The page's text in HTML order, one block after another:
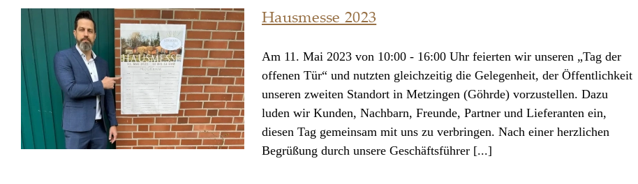
Hausmesse 2023
Am 11. Mai 2023 von 10:00 - 16:00 Uhr feierten wir unseren „Tag der
offenen Tür“ und nutzten gleichzeitig die Gelegenheit, der Öffentlichkeit
unseren zweiten Standort in Metzingen (Göhrde) vorzustellen. Dazu
luden wir Kunden, Nachbarn, Freunde, Partner und Lieferanten ein,
diesen Tag gemeinsam mit uns zu verbringen. Nach einer herzlichen
Begrüßung durch unsere Geschäftsführer [...]